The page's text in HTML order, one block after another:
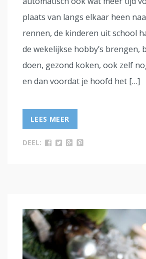
plaats van langs elkaar heen
rennen, de kinderen uit school
de wekelijkse hobby’s brengen,
doen, gezond koken, ook zelf
en dan voordat je hoofd het […]
LEES MEER
DEEL: